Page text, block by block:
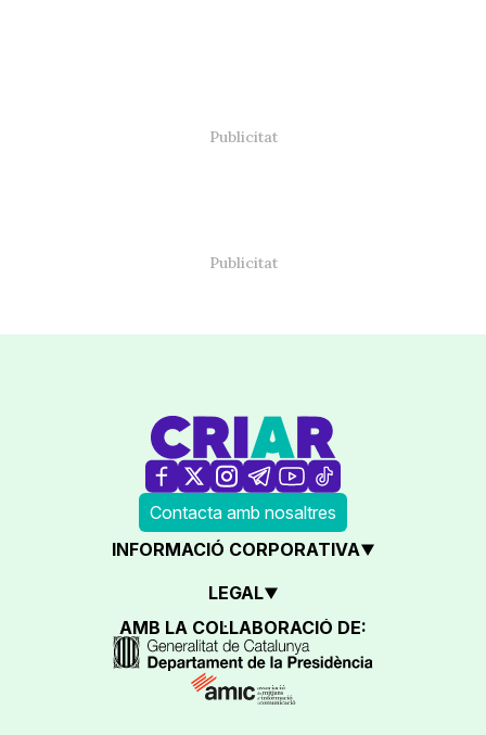
Contacta amb nosaltres
INFORMACIÓ CORPORATIVA
LEGAL
AMB LA COL·LABORACIÓ DE: